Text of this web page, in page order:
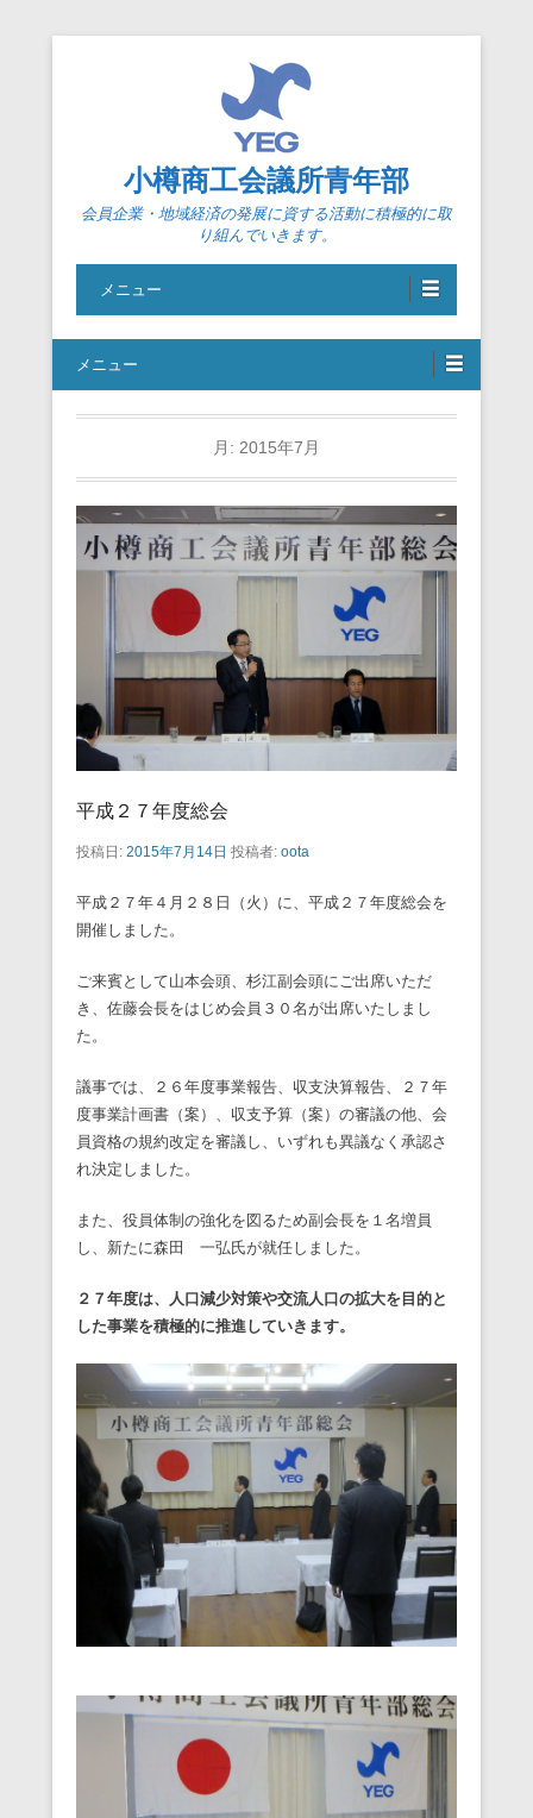
小樽商工会議所青年部
会員企業・地域経済の発展に資する活動に積極的に取
り組んでいきます。
メニュー
メニュー
月: 2015年7月
平成２７年度総会
投稿日: 2015年7月14日 投稿者: oota
平成２７年４月２８日（火）に、平成２７年度総会を
開催しました。
ご来賓として山本会頭、杉江副会頭にご出席いただ
き、佐藤会長をはじめ会員３０名が出席いたしまし
た。
議事では、２６年度事業報告、収支決算報告、２７年
度事業計画書（案）、収支予算（案）の審議の他、会
員資格の規約改定を審議し、いずれも異議なく承認さ
れ決定しました。
また、役員体制の強化を図るため副会長を１名増員
し、新たに森田 一弘氏が就任しました。
２７年度は、人口減少対策や交流人口の拡大を目的と
した事業を積極的に推進していきます。